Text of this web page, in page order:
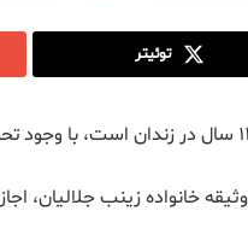
توئیتر
، وی که نزدیک به ۱۲ سال در زندان
خانواده زینب جلالیان،